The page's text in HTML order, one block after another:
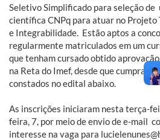
Seletivo Simplificado para seleção
científica CNPq para atuar no Projeto
e Integrabilidade. Estão aptos a
regularmente matriculados em um
que tenham cursado obtido
na Reta do Imef, desde que cumpram
constados no edital abaixo.
As inscrições iniciaram nesta terça-
feira, 7, por meio de envio de e-mail
interesse na vaga para